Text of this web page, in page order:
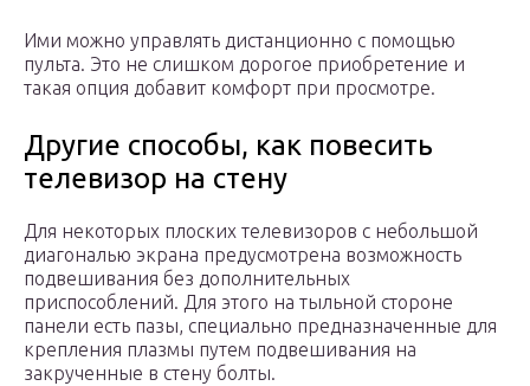
Ими можно управлять дистанционно с помощью
пульта. Это не слишком дорогое приобретение и
такая опция добавит комфорт при просмотре.
Другие способы, как повесить
телевизор на стену
Для некоторых плоских телевизоров с небольшой
диагональю экрана предусмотрена возможность
подвешивания без дополнительных
приспособлений. Для этого на тыльной стороне
панели есть пазы, специально предназначенные для
крепления плазмы путем подвешивания на
закрученные в стену болты.